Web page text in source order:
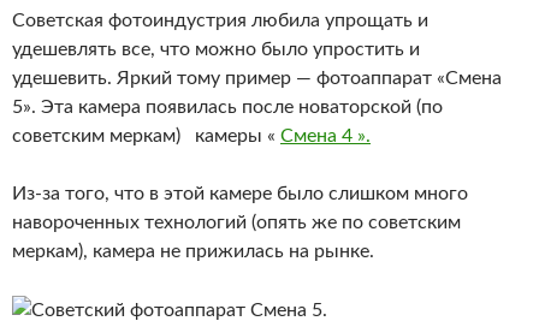
Советская фотоиндустрия любила упрощать и
удешевлять все, что можно было упростить и
удешевить. Яркий тому пример — фотоаппарат «Смена
5». Эта камера появилась после новаторской (по
советским меркам) камеры « Смена 4 ».
Из-за того, что в этой камере было слишком много
навороченных технологий (опять же по советским
меркам), камера не прижилась на рынке.